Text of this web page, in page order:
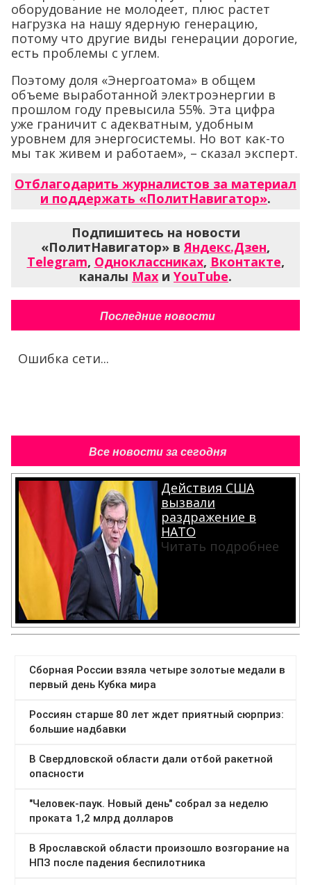
оборудование не молодеет, плюс растет
нагрузка на нашу ядерную генерацию,
потому что другие виды генерации дорогие,
есть проблемы с углем.
Поэтому доля «Энергоатома» в общем
объеме выработанной электроэнергии в
прошлом году превысила 55%. Эта цифра
уже граничит с адекватным, удобным
уровнем для энергосистемы. Но вот как-то
мы так живем и работаем», – сказал эксперт.
Отблагодарить журналистов за материал
и поддержать «ПолитНавигатор».
Подпишитесь на новости
«ПолитНавигатор» вЯндекс.Дзен,
Telegram, Одноклассниках, Вконтакте,
каналы Max и YouTube.
Последние новости
Ошибка сети...
Все новости за сегодня
Действия США
вызвали
раздражение в
НАТО
Читать подробнее